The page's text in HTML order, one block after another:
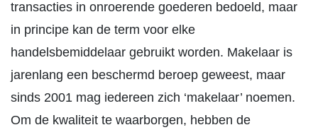
transacties in onroerende goederen bedoeld, maar
in principe kan de term voor elke
handelsbemiddelaar gebruikt worden. Makelaar is
jarenlang een beschermd beroep geweest, maar
sinds 2001 mag iedereen zich ‘makelaar’ noemen.
Om de kwaliteit te waarborgen, hebben de